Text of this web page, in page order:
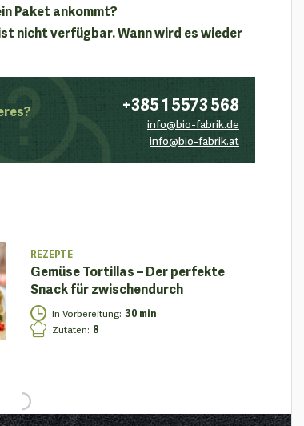
Paket ankommt?
nicht verfügbar. Wann wird es wieder
+385 1 5573 568
info@bio-fabrik.de
info@bio-fabrik.at
REZEPTE
Gemüse Tortillas – Der perfekte
Snack für zwischendurch
In Vorbereitung: 30 min
Zutaten: 8